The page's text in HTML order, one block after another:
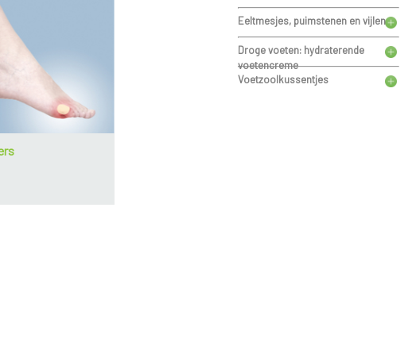
Eeltmesjes, puimstenen en vijlen
Droge voeten: hydraterende
voetencreme
Voetzoolkussentjes